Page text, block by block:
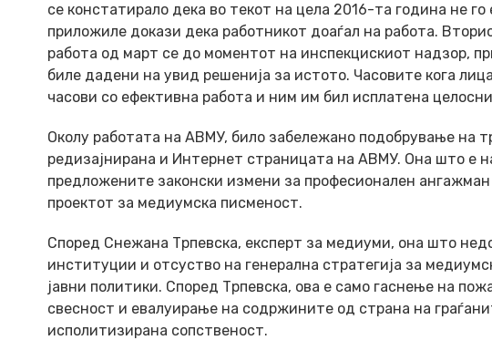
се констатирало дека во текот на цела 2016-та година не
приложиле докази дека работникот доаѓал на работа.
работа од март се до моментот на инспекцискиот надзор,
биле дадени на увид решенија за истото. Часовите кога
часови со ефективна работа и ним им бил исплатена
Околу работата на АВМУ, било забележано подобрување на
редизајнирана и Интернет страницата на АВМУ. Она што е
предложените законски измени за професионален
проектот за медиумска писменост.
Според Снежана Трпевска, експерт за медиуми, она што
институции и отсуство на генерална стратегија за
јавни политики. Според Трпевска, ова е само гаснење на
свесност и евалуирање на содржините од страна на
исполитизирана сопственост.